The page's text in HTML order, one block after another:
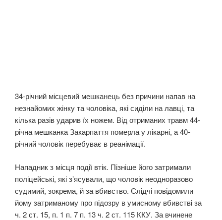
34-річний місцевий мешканець без причини напав на
незнайомих жінку та чоловіка, які сиділи на лавці, та
кілька разів ударив їх ножем. Від отриманих травм 44-
річна мешканка Закарпаття померла у лікарні, а 40-
річний чоловік перебуває в реанімації.
Нападник з місця події втік. Пізніше його затримали
поліцейські, які зʼясували, що чоловік неодноразово
судимий, зокрема, й за вбивство. Слідчі повідомили
йому затриманому про підозру в умисному вбивстві за
ч. 2 ст. 15, п. 1 п. 7 п. 13 ч. 2 ст. 115 ККУ. За вчинене